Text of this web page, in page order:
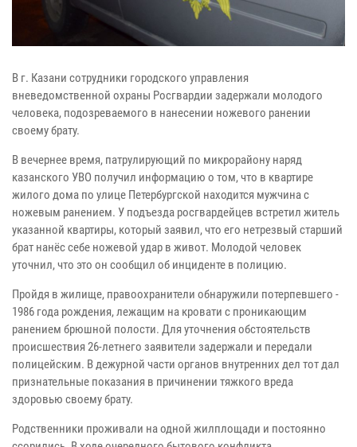
В г. Казани сотрудники городского управления
вневедомственной охраны Росгвардии задержали молодого
человека, подозреваемого в нанесении ножевого ранении
своему брату.
В вечернее время, патрулирующий по микрорайону наряд
казанского УВО получил информацию о том, что в квартире
жилого дома по улице Петербургской находится мужчина с
ножевым ранением. У подъезда росгвардейцев встретил житель
указанной квартиры, который заявил, что его нетрезвый старший
брат нанёс себе ножевой удар в живот. Молодой человек
уточнил, что это он сообщил об инциденте в полицию.
Пройдя в жилище, правоохранители обнаружили потерпевшего -
1986 года рождения, лежащим на кровати с проникающим
ранением брюшной полости. Для уточнения обстоятельств
происшествия 26-летнего заявители задержали и передали
полицейским. В дежурной части органов внутренних дел тот дал
признательные показания в причинении тяжкого вреда
здоровью своему брату.
Родственники проживали на одной жилплощади и постоянно